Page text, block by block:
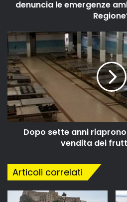
denuncia le emergenze
Dopo sette anni
vendita dei
Articoli correlati